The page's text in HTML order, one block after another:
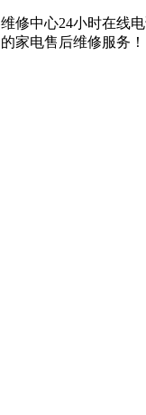
修中心24小时在线电
家电售后维修服务！